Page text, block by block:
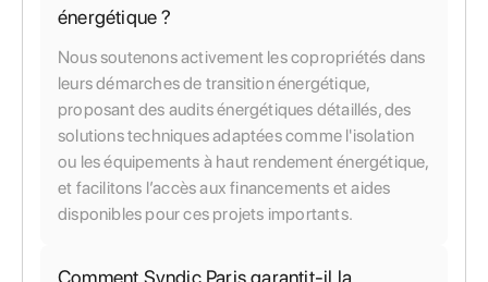
énergétique ?
Nous soutenons activement les copropriétés dans
leurs démarches de transition énergétique,
proposant des audits énergétiques détaillés, des
solutions techniques adaptées comme l'isolation
ou les équipements à haut rendement énergétique,
et facilitons l’accès aux financements et aides
disponibles pour ces projets importants.
Comment Syndic Paris garantit-il la